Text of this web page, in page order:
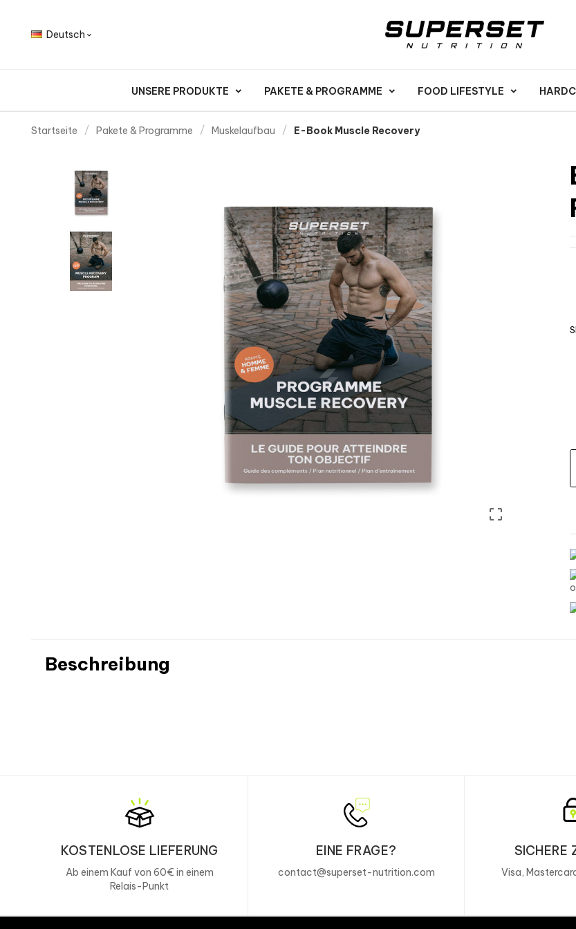
Deutsch 
UNSERE PRODUKTE PAKETE & PROGRAMME FOOD LIFESTYLE
Startseite Pakete & Programme Muskelaufbau E-Book Muscle Recovery

Beschreibung
KOSTENLOSE LIEFERUNG
Ab einem Kauf von 60€ in einem
Relais-Punkt
EINE FRAGE?
contact@superset-nutrition.com
SICHERE
Visa,